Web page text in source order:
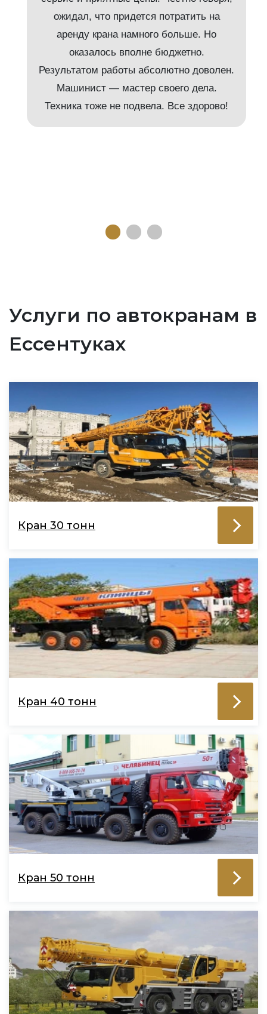
ожидал, что придется потратить на
аренду крана намного больше. Но
оказалось вполне бюджетно.
Результатом работы абсолютно доволен.
Машинист — мастер своего дела.
Техника тоже не подвела. Все здорово!
Услуги по автокранам в
Ессентуках
Кран 30 тонн
Кран 40 тонн
Кран 50 тонн